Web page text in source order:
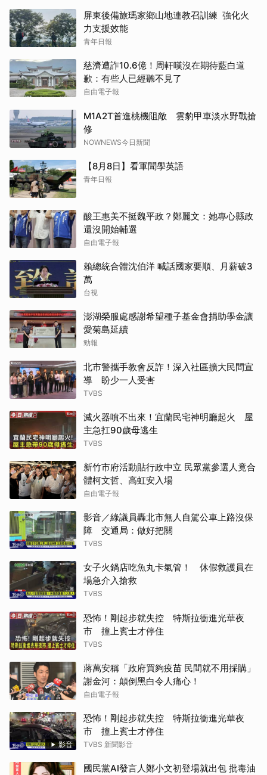
屏東後備旅瑪家鄉山地連教召訓練 強化火
力支援效能
青年日報
慈濟遭詐10.6億！周軒嘆沒在期待藍白道
歉：有些人已經聽不見了
自由電子報
M1A2T首進桃機阻敵 雲豹甲車淡水野戰搶
修
NOWNEWS今日新聞
【8月8日】看軍聞學英語
青年日報
酸王惠美不挺魏平政？鄭麗文：她專心縣政
還沒開始輔選
自由電子報
賴總統合體沈伯洋 喊話國家要順、月薪破3
萬
台視
澎湖榮服處感謝希望種子基金會捐助學金讓
愛菊島延續
勁報
北市警攜手教會反詐！深入社區擴大民間宣
導 盼少一人受害
TVBS
滅火器噴不出來！宜蘭民宅神明廳起火 屋
主急扛90歲母逃生
TVBS
新竹市府活動貼行政中立 民眾黨參選人竟合
體柯文哲、高虹安入場
自由電子報
影音／綠議員轟北市無人自駕公車上路沒保
障 交通局：做好把關
TVBS
女子火鍋店吃魚丸卡氣管！ 休假救護員在
場急介入搶救
TVBS
恐怖！剛起步就失控 特斯拉衝進光華夜
市 撞上賓士才停住
TVBS
蔣萬安稱「政府買夠疫苗 民間就不用採購」
謝金河：顛倒黑白令人痛心！
自由電子報
影音
恐怖！剛起步就失控 特斯拉衝進光華夜
市 撞上賓士才停住
TVBS 新聞影音
國民黨AI發言人鄭小文初登場就出包 批毒油